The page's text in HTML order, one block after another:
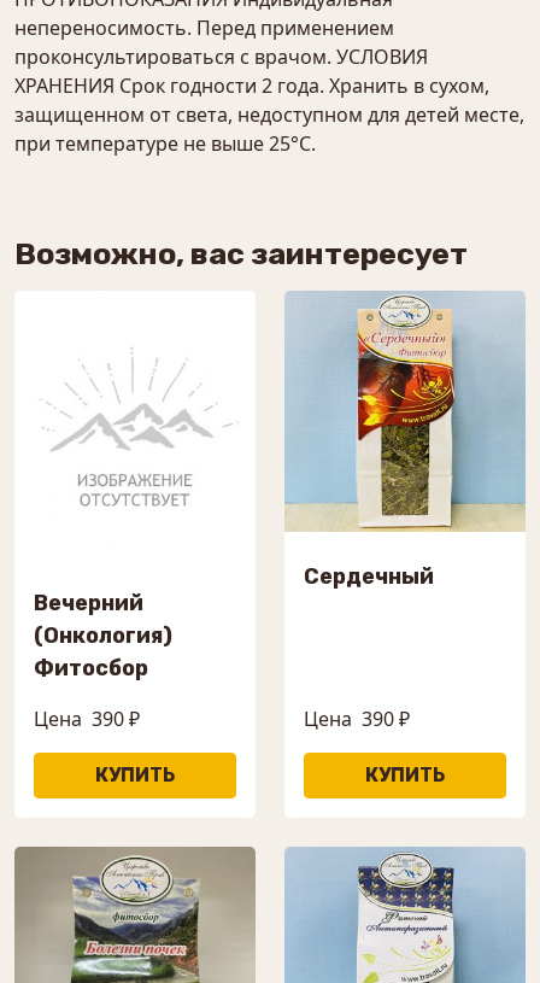
непереносимость. Перед применением
проконсультироваться с врачом. УСЛОВИЯ
ХРАНЕНИЯ Срок годности 2 года. Хранить в сухом,
защищенном от света, недоступном для детей месте,
при температуре не выше 25°С.
Возможно, вас заинтересует
Вечерний
(Онкология)
Фитосбор
Цена 390 ₽
Сердечный
Цена 390 ₽